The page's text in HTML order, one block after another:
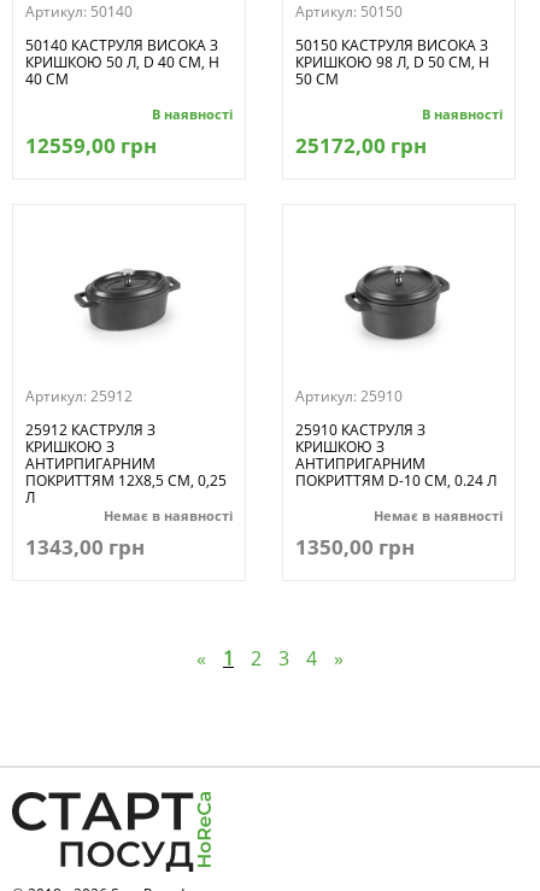
Артикул: 50140
50140 КАСТРУЛЯ ВИСОКА З
КРИШКОЮ 50 Л, D 40 CM, H
40 CM
В наявності
12559,00 грн
Артикул: 50150
50150 КАСТРУЛЯ ВИСОКА З
КРИШКОЮ 98 Л, D 50 CM, H
50 CM
В наявності
25172,00 грн
Артикул: 25912
25912 КАСТРУЛЯ З
КРИШКОЮ З
АНТИРПИГАРНИМ
ПОКРИТТЯМ 12Х8,5 СМ, 0,25
Л
Немає в наявності
1343,00 грн
Артикул: 25910
25910 КАСТРУЛЯ З
КРИШКОЮ З
АНТИПРИГАРНИМ
ПОКРИТТЯМ D-10 СМ, 0.24 Л
Немає в наявності
1350,00 грн
« 1 2 3 4 »